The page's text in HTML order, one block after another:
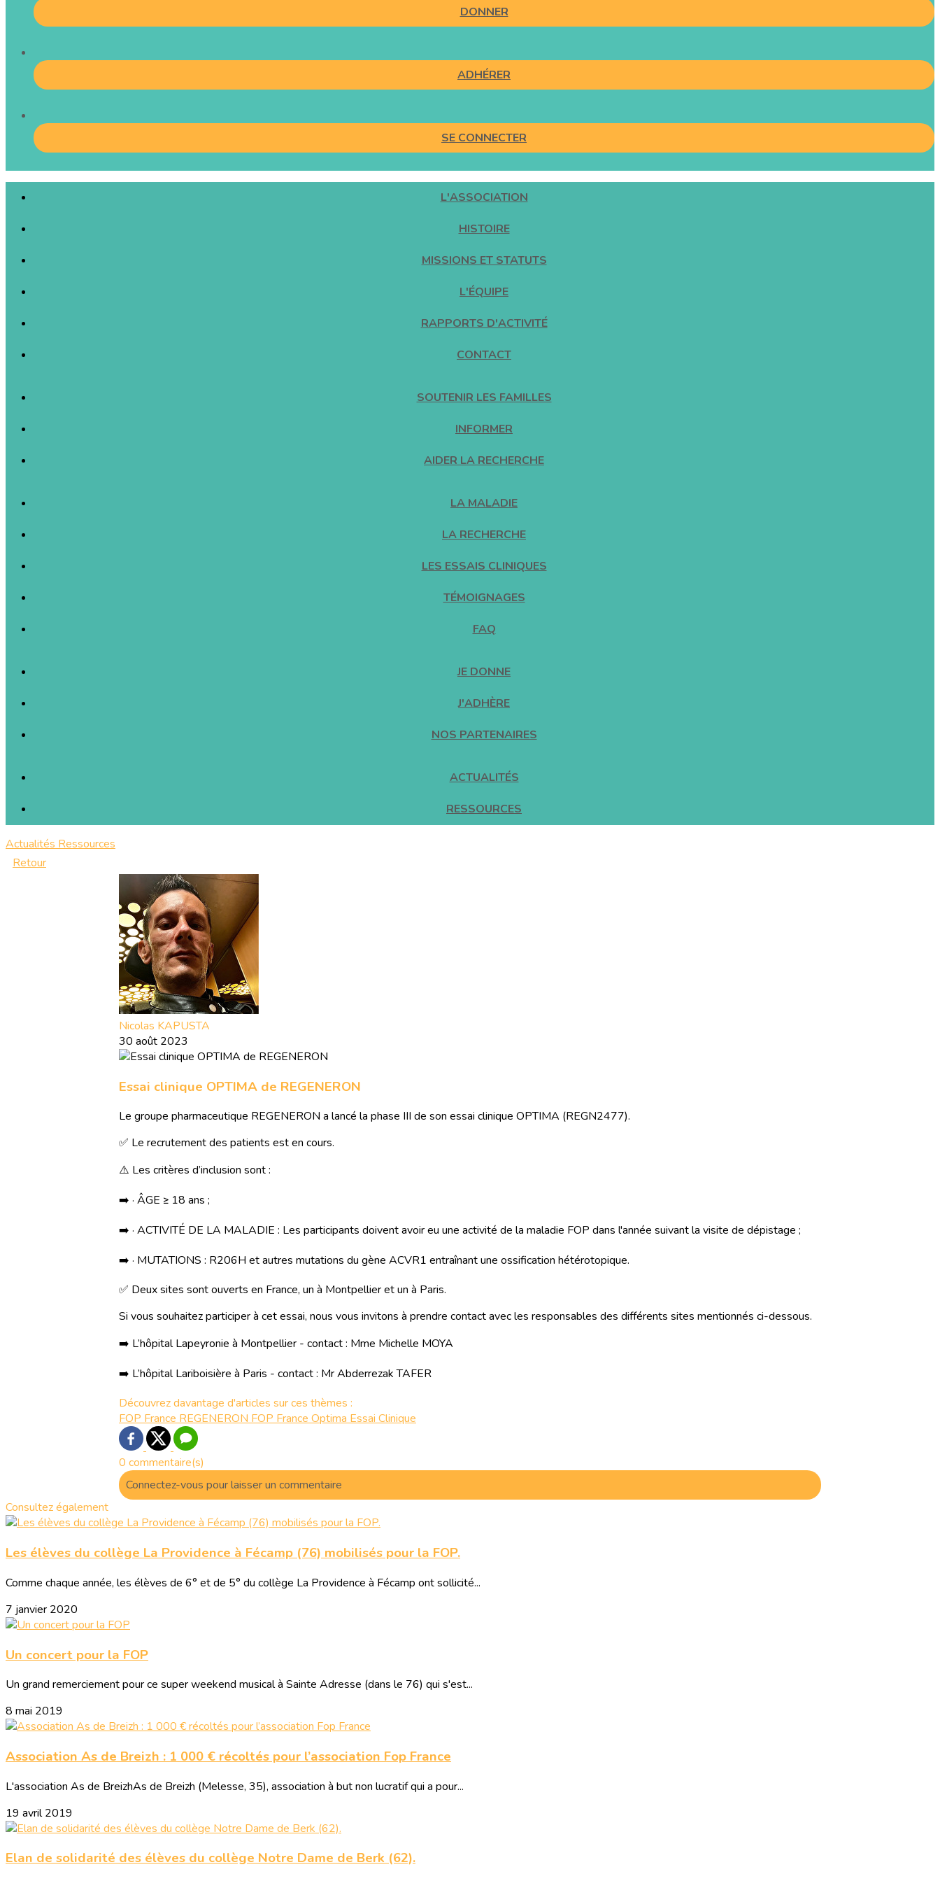
DONNER
ADHÉRER
SE CONNECTER
L'ASSOCIATION
HISTOIRE
MISSIONS ET STATUTS
L'ÉQUIPE
RAPPORTS D'ACTIVITÉ
CONTACT
SOUTENIR LES FAMILLES
INFORMER
AIDER LA RECHERCHE
LA MALADIE
LA RECHERCHE
LES ESSAIS CLINIQUES
TÉMOIGNAGES
FAQ
JE DONNE
J'ADHÈRE
NOS PARTENAIRES
ACTUALITÉS
RESSOURCES
Actualités Ressources
Retour
Nicolas KAPUSTA
30 août 2023
Essai clinique OPTIMA de REGENERON
Le groupe pharmaceutique REGENERON a lancé la phase III de son essai clinique OPTIMA (REGN2477).
✅ Le recrutement des patients est en cours.
⚠️ Les critères d’inclusion sont :
➡️ · ÂGE ≥ 18 ans ;
➡️ · ACTIVITÉ DE LA MALADIE : Les participants doivent avoir eu une activité de la maladie FOP dans l'année suivant la visite de dépistage ;
➡️ · MUTATIONS : R206H et autres mutations du gène ACVR1 entraînant une ossification hétérotopique.
✅ Deux sites sont ouverts en France, un à Montpellier et un à Paris.
Si vous souhaitez participer à cet essai, nous vous invitons à prendre contact avec les responsables des différents sites mentionnés ci-dessous.
➡️ L’hôpital Lapeyronie à Montpellier - contact : Mme Michelle MOYA
➡️ L’hôpital Lariboisière à Paris - contact : Mr Abderrezak TAFER
Découvrez davantage d'articles sur ces thèmes :
FOP FranceREGENERONFOPFranceOptimaEssaiClinique
0 commentaire(s)
Connectez-vous pour laisser un commentaire
Consultez également
Les élèves du collège La Providence à Fécamp (76) mobilisés pour la FOP.
Comme chaque année, les élèves de 6° et de 5° du collège La Providence à Fécamp ont sollicité...
7 janvier 2020
Un concert pour la FOP
Un grand remerciement pour ce super weekend musical à Sainte Adresse (dans le 76) qui s'est...
8 mai 2019
Association As de Breizh : 1 000 € récoltés pour l’association Fop France
L'association As de BreizhAs de Breizh (Melesse, 35), association à but non lucratif qui a pour...
19 avril 2019
Elan de solidarité des élèves du collège Notre Dame de Berk (62).